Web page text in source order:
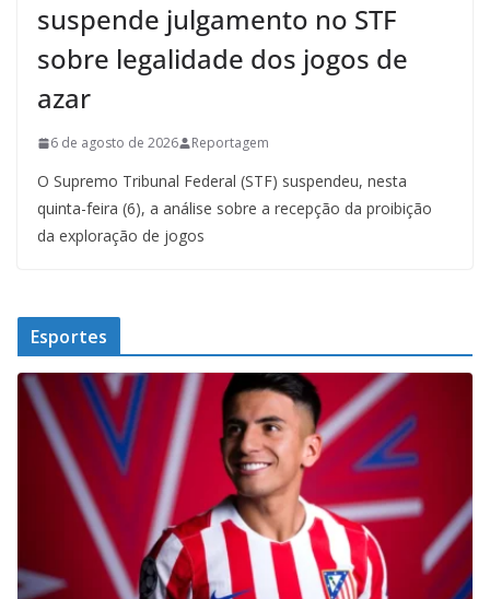
suspende julgamento no STF
sobre legalidade dos jogos de
azar
6 de agosto de 2026 Reportagem
O Supremo Tribunal Federal (STF) suspendeu, nesta
quinta-feira (6), a análise sobre a recepção da proibição
da exploração de jogos
Esportes